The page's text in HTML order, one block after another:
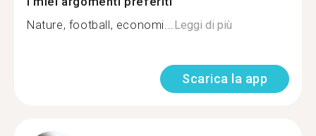
Nature, football, economi...Leggi di più
Scarica la app